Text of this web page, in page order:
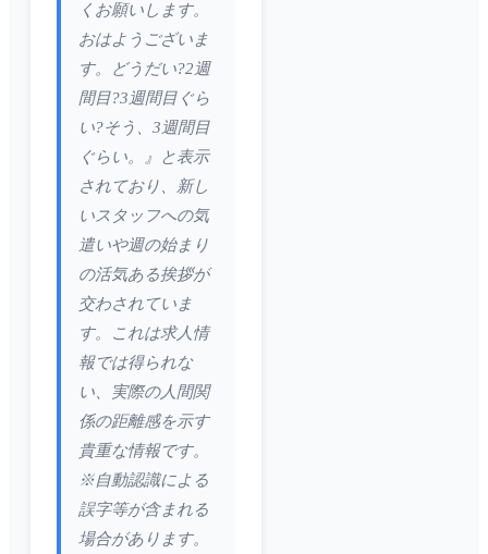
くお願いします。
おはようございま
す。どうだい?2週
間目?3週間目ぐら
い?そう、3週間目
ぐらい。』と表示
されており、新し
いスタッフへの気
遣いや週の始まり
の活気ある挨拶が
交わされていま
す。これは求人情
報では得られな
い、実際の人間関
係の距離感を示す
貴重な情報です。
※自動認識による
誤字等が含まれる
場合があります。